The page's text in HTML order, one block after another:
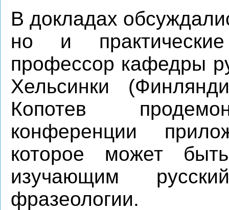
В докладах
но и
профессор кафедры
Хельсинки
Копотев
конференции
которое может
изучающим
фразеологии.